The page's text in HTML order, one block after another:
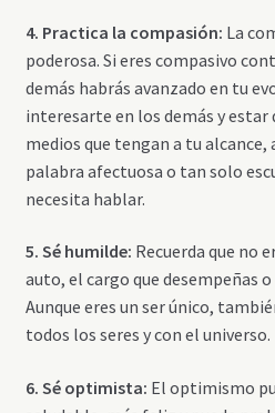
4. Practica la compasión: La
poderosa. Si eres compasivo
demás habrás avanzado en tu
interesarte en los demás y estar
medios que tengan a tu alcance,
palabra afectuosa o tan solo
necesita hablar.
5. Sé humilde: Recuerda que no
auto, el cargo que desempeñas
Aunque eres un ser único,
todos los seres y con el universo.
6. Sé optimista: El optimismo